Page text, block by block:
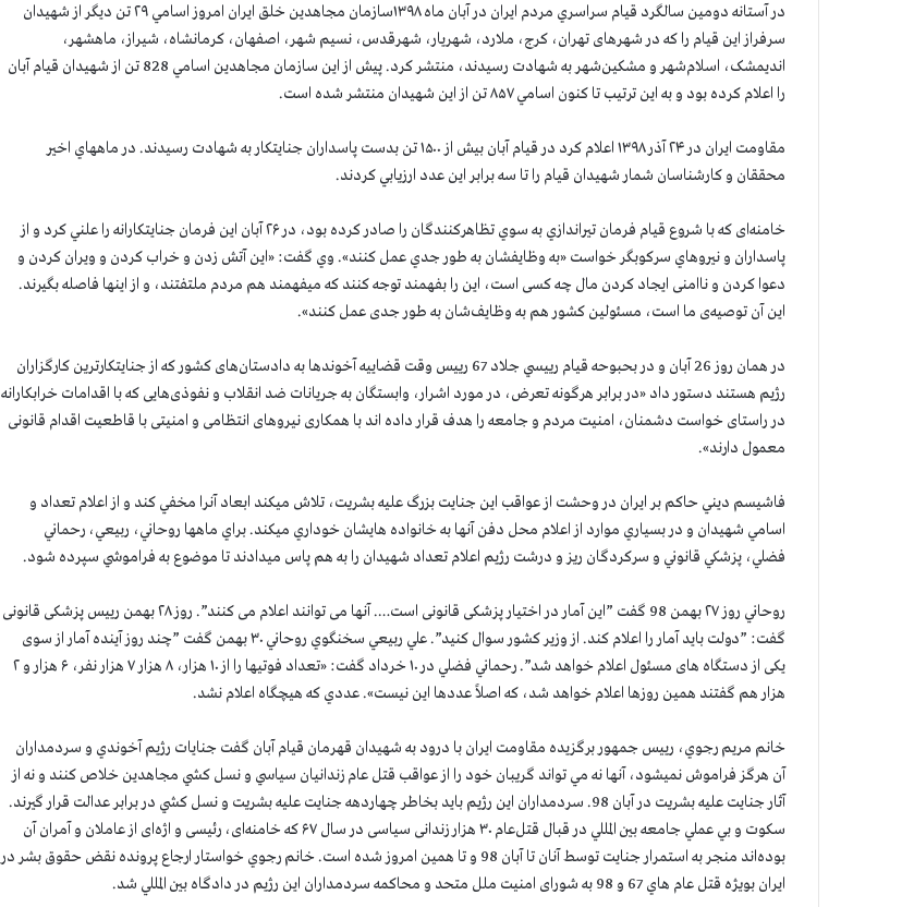
در آستانه دومین سالگرد قيام سراسري مردم ايران در آبان ماه ۱۳۹۸سازمان مجاهدين خلق ايران امروز اسامي ۲۹ تن ديگر از شهيدان
سرفراز اين قيام را كه در شهرهای تهران، کرج، ملارد، شهریار، شهرقدس، نسیم شهر، اصفهان، کرمانشاه، شیراز، ماهشهر،
اندیمشک، اسلام‌شهر و مشکین‌شهر به شهادت رسيدند، منتشر كرد. پيش از اين سازمان مجاهدين اسامي 828 تن از شهيدان قيام آبان
را اعلام كرده بود و به اين ترتيب تا كنون اسامي ۸۵۷ تن از اين شهيدان منتشر شده است.
مقاومت ايران در ۲۴ آذر ۱۳۹۸ اعلام كرد در قيام آبان بيش از ۱۵۰۰ تن بدست پاسداران جنايتكار به شهادت رسيدند. در ماههاي اخير
محققان و كارشناسان شمار شهيدان قيام را تا سه برابر اين عدد ارزيابي كردند.
خامنه‌ای كه با شروع قيام فرمان تيراندازي به سوي تظاهركنندگان را صادر كرده بود، در ۲۶ آبان اين فرمان جنايتكارانه را علني كرد و از
پاسداران و نيروهاي سركوبگر خواست «به وظايفشان به طور جدي عمل کنند». وي گفت: «این آتش زدن و خراب کردن و ویران کردن و
دعوا کردن و ناامنی ایجاد کردن مال چه کسی است، این را بفهمند توجه کنند که میفهمند هم مردم ملتفتند، و از اینها فاصله بگیرند.
این آن توصیه‌ی ما است، مسئولین کشور هم به وظایف‌شان به طور جدی عمل کنند».
در همان روز 26 آبان و در بحبوحه قيام رييسي جلاد 67 رييس وقت قضاييه آخوندها به دادستان‌های كشور كه از جنايتكارترين كارگزاران
رژيم هستند دستور داد «در برابر هرگونه تعرض، در مورد اشرار، وابستگان به جریانات ضد انقلاب و نفوذی‌هایی که با اقدامات خرابکارانه
در راستای خواست دشمنان، امنیت مردم و جامعه را هدف قرار داده اند با همکاری نیرو‌های انتظامی و امنیتی با قاطعیت اقدام قانونی
معمول دارند».
فاشيسم ديني حاكم بر ايران در وحشت از عواقب اين جنايت بزرگ عليه بشريت، تلاش ميكند ابعاد آنرا مخفي كند و از اعلام تعداد و
اسامي شهيدان و در بسياري موارد از اعلام محل دفن آنها به خانواده هايشان خوداري ميكند. براي ماهها روحاني، ربيعي، رحماني
فضلي، پزشكي قانوني و سركردگان ريز و درشت رژيم اعلام تعداد شهيدان را به هم پاس ميدادند تا موضوع به فراموشي سپرده شود.
روحاني روز ۲۷ بهمن 98 گفت ”این آمار در اختیار پزشکی قانونی است…. آنها می توانند اعلام می کنند”. روز ۲۸ بهمن رییس پزشکی قانونی
گفت: ”دولت باید آمار را اعلام کند. از وزیر کشور سوال کنید”. علي ربيعي سخنگوي روحاني ۳۰ بهمن گفت ”چند روز آینده آمار از سوی
یکی از دستگاه های مسئول اعلام خواهد شد”. رحماني فضلي در ۱۰ خرداد گفت: «تعداد فوتیها را از ۱۰ هزار، ۸ هزار ۷ هزار نفر، ۶ هزار و ۲
هزار هم گفتند همین روزها اعلام خواهد شد، که اصلاً عددها این نیست». عددي كه هيچگاه اعلام نشد.
خانم مریم رجوي، رییس جمهور برگزیده مقاومت ایران با درود به شهيدان قهرمان قيام آبان گفت جنايات رژيم آخوندي و سردمداران
آن هرگز فراموش نميشود، آنها نه مي تواند گريبان خود را از عواقب قتل عام زندانيان سياسي و نسل كشي مجاهدين خلاص كنند و نه از
آثار جنايت عليه بشريت در آبان 98. سردمداران اين رژيم بايد بخاطر چهاردهه جنايت عليه بشريت و نسل كشي در برابر عدالت قرار گيرند.
سكوت و بي عملي جامعه بين المللي در قبال قتل‌عام ۳۰ هزار زندانی سیاسی در سال ۶۷ که خامنه‌ای، رئیسی و اژه‌ای از عاملان و آمران آن
بوده‌اند منجر به استمرار جنایت توسط آنان تا آبان 98 و تا همین امروز شده است. خانم رجوي خواستار ارجاع پرونده نقض حقوق بشر در
ايران بويژه قتل عام هاي 67 و 98 به شورای امنيت ملل متحد و محاكمه سردمداران اين رژيم در دادگاه بين المللي شد.